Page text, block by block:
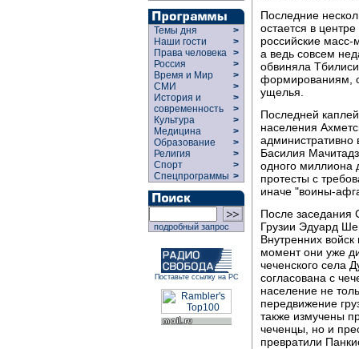
Темы дня
>
Наши гости
>
Права человека >
Россия
>
Время и Мир
>
СМИ
>
История и
современность
>
>
Культура
>
Медицина
>
Образование
>
Религия
>
Спорт
>
Спецпрограммы >
подробный запрос
Поставьте ссылку на РС
Последние
остается в
российские
а ведь совсем
обвиняла
формированиям,
ущелья.
Последней
населения
административно
Басилия
одного миллиона
протесты с
иначе "воины-
После заседания
Грузии Эдуард
Внутренних
момент они уже
чеченского села
согласована с
население не
передвижение
также измучены
чеченцы, но и
превратили